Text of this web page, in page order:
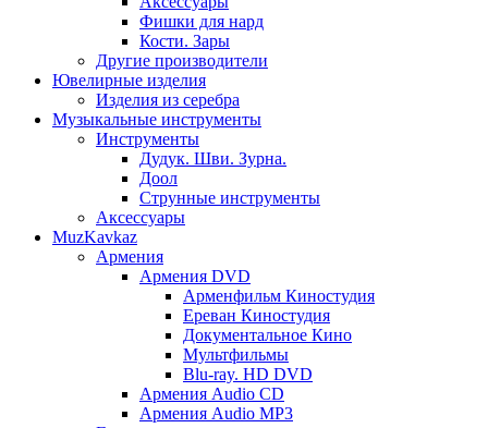
Фишки для нард
Кости. Зары
Другие производители
Ювелирные изделия
Изделия из серебра
Музыкальные инструменты
Инструменты
Дудук. Шви. Зурна.
Доол
Струнные инструменты
Аксессуары
MuzKavkaz
Армения
Армения DVD
Арменфильм Киностудия
Ереван Киностудия
Документальное Кино
Мультфильмы
Blu-ray. HD DVD
Армения Audio CD
Армения Audio MP3